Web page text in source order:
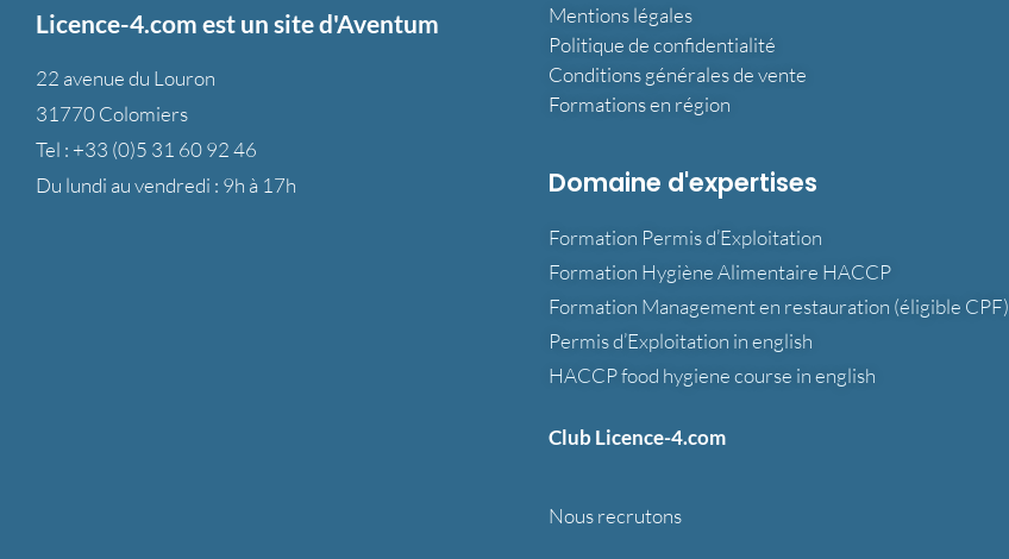
Licence-4.com est un site d'Aventum
22 avenue du Louron
31770 Colomiers
Tel : +33 (0)5 31 60 92 46
Du lundi au vendredi : 9h à 17h
Mentions légales
Politique de confidentialité
Conditions générales de vente
Formations en région
Domaine d'expertises
Formation Permis d’Exploitation
Formation Hygiène Alimentaire HACCP
Formation Management en restauration (éligible CPF)
Permis d’Exploitation in english
HACCP food hygiene course in english
Club Licence-4.com
Nous recrutons